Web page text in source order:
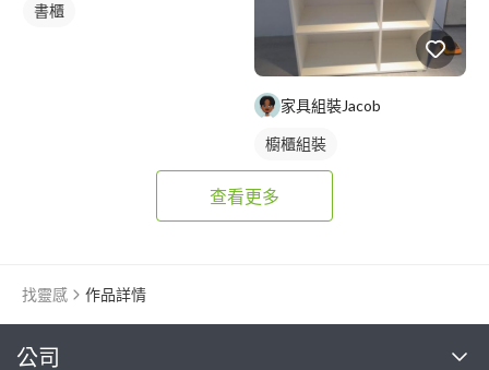
書櫃
家具組裝Jacob
櫥櫃組裝
查看更多
找靈感 作品詳情
公司繼續完成